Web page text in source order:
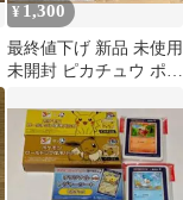
¥ 1,300
最終値下げ 新品 未使用
未開封 ピカチュウ ポケ